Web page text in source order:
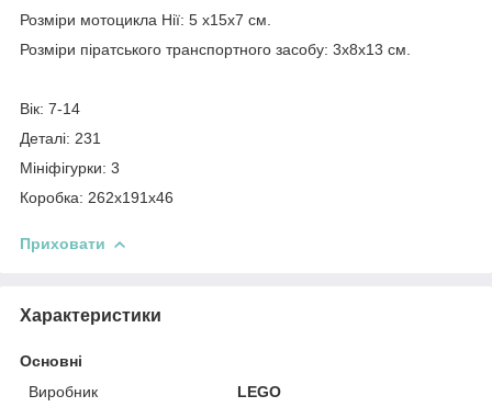
Розміри мотоцикла Нії: 5 х15х7 см.
Розміри піратського транспортного засобу: 3х8х13 см.
Вік: 7-14
Деталі: 231
Мініфігурки: 3
Коробка: 262x191x46
Приховати
Характеристики
Основні
Виробник
LEGO